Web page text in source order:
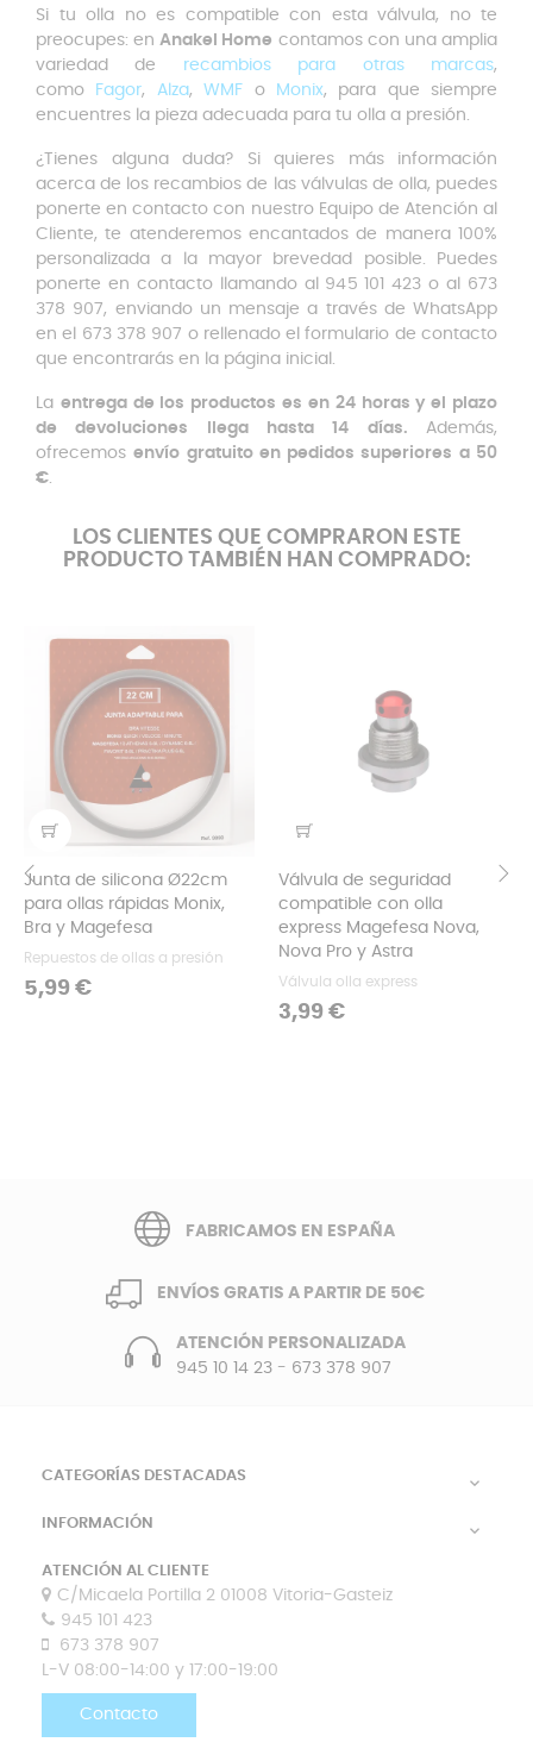
Si tu olla no es compatible con esta válvula, no te
preocupes: enAnakel Home contamos con una amplia
variedad de recambios para otras marcas,
como
Fagor, Alza,WMF o Monix, para que siempre
encuentres la pieza adecuada para tu olla a presión.
¿Tienes alguna duda? Si quieres más información
acerca de los recambios de las válvulas de olla, puedes
ponerte en contacto con nuestro Equipo de Atención al
Cliente, te atenderemos encantados de manera 100%
personalizada a la mayor brevedad posible. Puedes
ponerte en contacto llamando al 945 101 423 o al 673
378 907, enviando un mensaje a través de WhatsApp
en el 673 378 907 o rellenado el formulario de contacto
que encontrarás en la página inicial.
La entrega de los productos es en 24 horas y el plazo
de devoluciones llega hasta 14 días. Además,
ofrecemosenvío gratuito en pedidos superiores a 50
€.
LOS CLIENTES QUE COMPRARON ESTE
PRODUCTO TAMBIÉN HAN COMPRADO:
Junta de silicona Ø22cm
para ollas rápidas Monix,
Bra y Magefesa
Repuestos de ollas a presión
Precio
5,99 €
Válvula de seguridad
compatible con olla
express Magefesa Nova,
Nova Pro y Astra
Válvula olla express
Precio
3,99 €
‹
FABRICAMOS EN ESPAÑA
ENVÍOS GRATIS A PARTIR DE 50€
ATENCIÓN PERSONALIZADA
945 10 14 23- 673 378 907
CATEGORÍAS DESTACADAS 
INFORMACIÓN 
ATENCIÓN AL CLIENTE
C/Micaela Portilla 2 01008 Vitoria-Gasteiz
945 101 423
673 378 907
L-V 08:00-14:00 y 17:00-19:00
Contacto